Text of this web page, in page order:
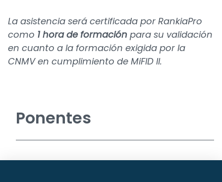
La asistencia será certificada por RankiaPro
como 1 hora de formación para su validación
en cuanto a la formación exigida por la
CNMV en cumplimiento de MiFID II.
Ponentes